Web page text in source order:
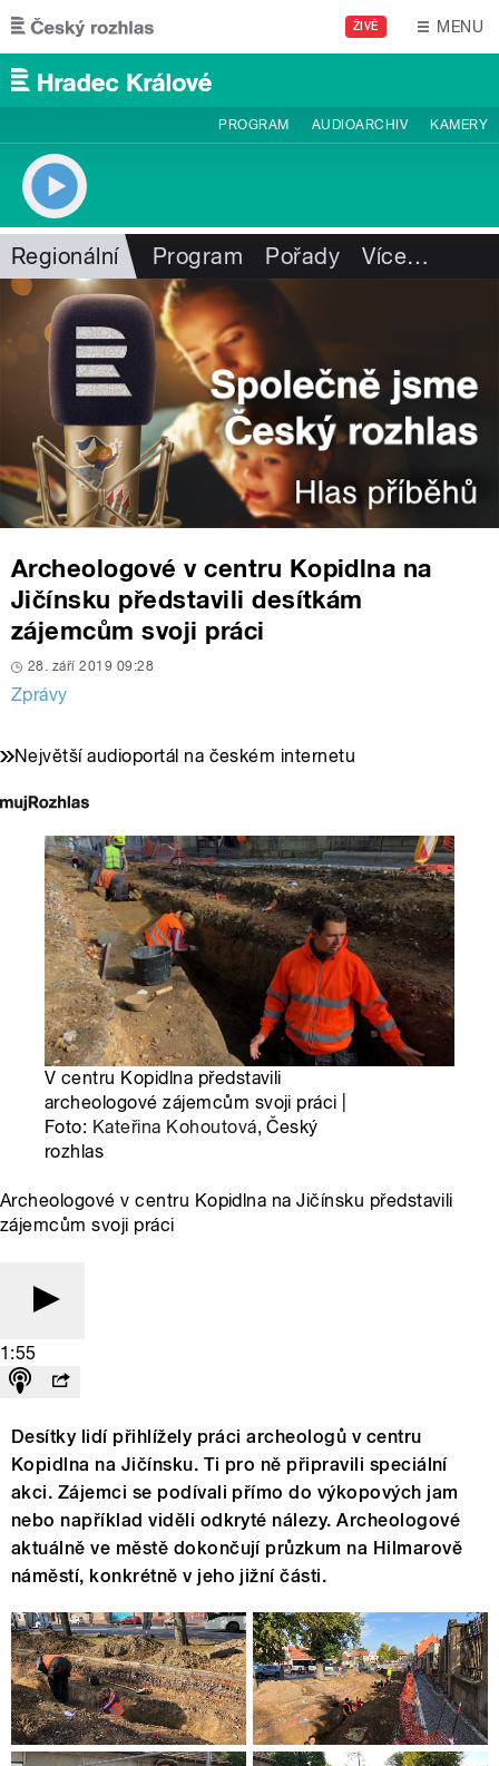
Přejít k hlavnímu obsahu
ŽIVĚ MENU
PROGRAM AUDIOARCHIV KAMERY
Regionální Program Pořady Více…
Archeologové v centru Kopidlna na
Jičínsku představili desítkám
zájemcům svoji práci
28. září 2019 09:28
Zprávy
Největší audioportál na českém internetu
V centru Kopidlna představili
archeologové zájemcům svoji práci |
Foto: Kateřina Kohoutová, Český
rozhlas
Archeologové v centru Kopidlna na Jičínsku představili
zájemcům svoji práci
1:55
Desítky lidí přihlížely práci archeologů v centru
Kopidlna na Jičínsku. Ti pro ně připravili speciální
akci. Zájemci se podívali přímo do výkopových jam
nebo například viděli odkryté nálezy. Archeologové
aktuálně ve městě dokončují průzkum na Hilmarově
náměstí, konkrétně v jeho jižní části.